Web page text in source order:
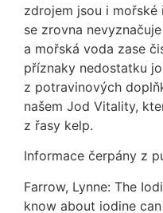
zdrojem jsou i mořské
se zrovna
a mořská voda zase
příznaky nedostatku
z potravinových
našem Jod Vitality,
z řasy kelp.
Informace čerpány z
Farrow, Lynne: The
know about iodine